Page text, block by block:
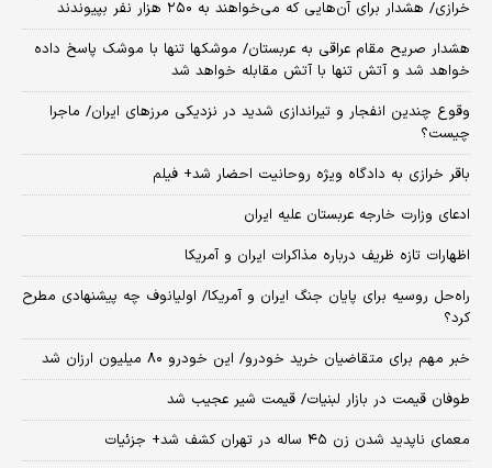
خرازی/ هشدار برای آن‌هایی که می‌خواهند به ۲۵۰ هزار نفر بپیوندند
هشدار صریح مقام عراقی به عربستان/ موشکها تنها با موشک پاسخ داده
خواهد شد و آتش تنها با آتش مقابله خواهد شد
وقوع چندین انفجار و تیراندازی شدید در نزدیکی مرز‌های ایران/ ماجرا
چیست؟
باقر خرازی به دادگاه ویژه روحانیت احضار شد+ فیلم
ادعای وزارت خارجه عربستان علیه ایران
اظهارات تازه ظریف درباره مذاکرات ایران و آمریکا
راه‌حل روسیه برای پایان جنگ ایران و آمریکا/ اولیانوف چه پیشنهادی مطرح
کرد؟
خبر مهم برای متقاضیان خرید خودرو/ این خودرو ۸۰ میلیون ارزان شد
طوفان قیمت در بازار لبنیات/ قیمت شیر عجیب شد
معمای ناپدید شدن زن ۴۵ ساله در تهران کشف شد+ جزئیات